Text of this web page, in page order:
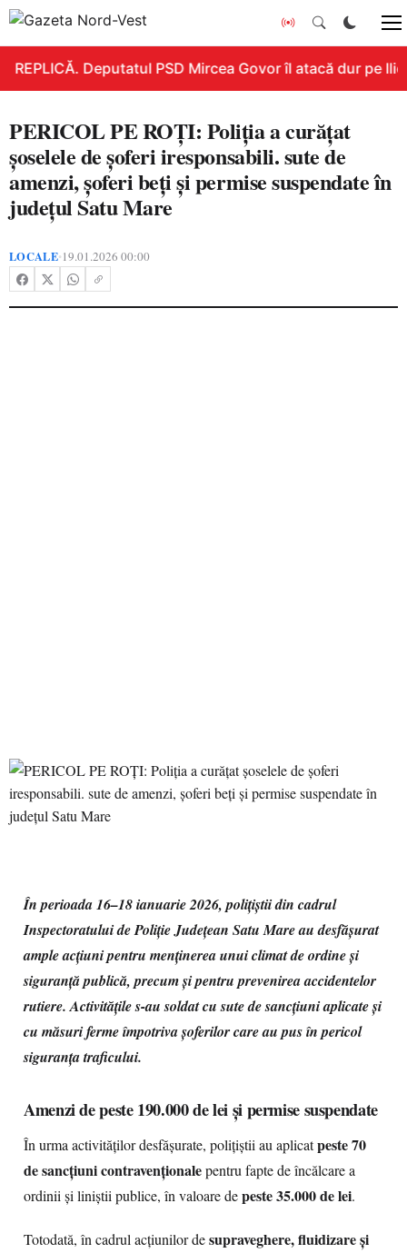
REPLICĂ. Deputatul PSD Mircea Govor îl atacă dur pe
PERICOL PE ROȚI: Poliția a curățat
șoselele de șoferi iresponsabili. sute de
amenzi, șoferi beți și permise suspendate în
județul Satu Mare
LOCALE•19.01.2026 00:00
În perioada 16–18 ianuarie 2026, polițiștii din cadrul
Inspectoratului de Poliție Județean Satu Mare au desfășurat
ample acțiuni pentru menținerea unui climat de ordine și
siguranță publică, precum și pentru prevenirea accidentelor
rutiere. Activitățile s-au soldat cu sute de sancțiuni aplicate și
cu măsuri ferme împotriva șoferilor care au pus în pericol
siguranța traficului.
Amenzi de peste 190.000 de lei și permise suspendate
În urma activităților desfășurate, polițiștii au aplicatpeste 70
de sancțiuni contravenționalepentru fapte de încălcare a
ordinii și liniștii publice, în valoare depeste 35.000 de lei.
Totodată, în cadrul acțiunilor desupraveghere, fluidizare și